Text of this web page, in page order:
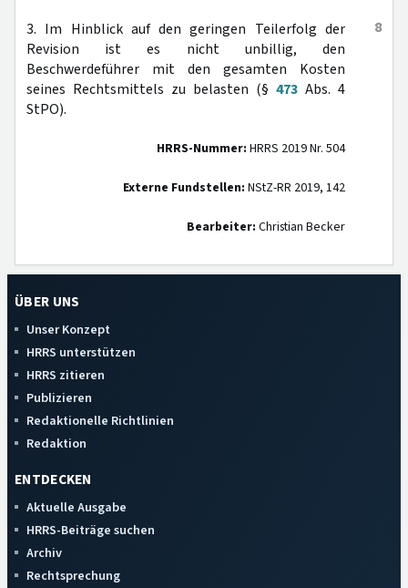
8
3. Im Hinblick auf den geringen Teilerfolg der
Revision ist es nicht unbillig, den
Beschwerdeführer mit den gesamten Kosten
seines Rechtsmittels zu belasten (§ 473 Abs. 4
StPO).
HRRS-Nummer: HRRS 2019 Nr. 504
Externe Fundstellen: NStZ-RR 2019, 142
Bearbeiter: Christian Becker
ÜBER UNS
Unser Konzept
HRRS unterstützen
HRRS zitieren
Publizieren
Redaktionelle Richtlinien
Redaktion
ENTDECKEN
Aktuelle Ausgabe
HRRS-Beiträge suchen
Archiv
Rechtsprechung